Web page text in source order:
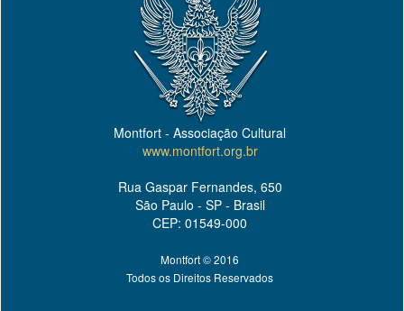
Montfort - Associação Cultural
www.montfort.org.br
Rua Gaspar Fernandes, 650
São Paulo - SP - Brasil
CEP: 01549-000
Montfort © 2016
Todos os Direitos Reservados